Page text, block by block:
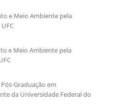
e Meio Ambiente pela
e Meio Ambiente pela
Graduação em
da Universidade Federal do